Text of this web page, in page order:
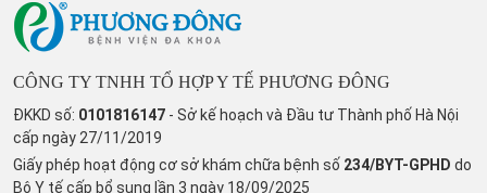
CÔNG TY TNHH TỔ HỢP Y TẾ PHƯƠNG ĐÔNG
ĐKKD số: 0101816147 - Sở kế hoạch và Đầu tư Thành phố Hà Nội
cấp ngày 27/11/2019
Giấy phép hoạt động cơ sở khám chữa bệnh số 234/BYT-GPHD do
Bộ Y tế cấp bổ sung lần 3 ngày 18/09/2025